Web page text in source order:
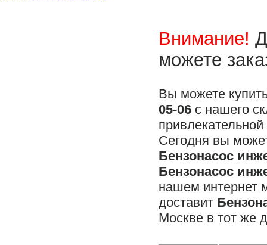
Внимание!
можете
Вы можете
05-06 с нашего
Сегодня вы
Бензонасос
Бензонасос
нашем интернет
доставит
Москве в тот же